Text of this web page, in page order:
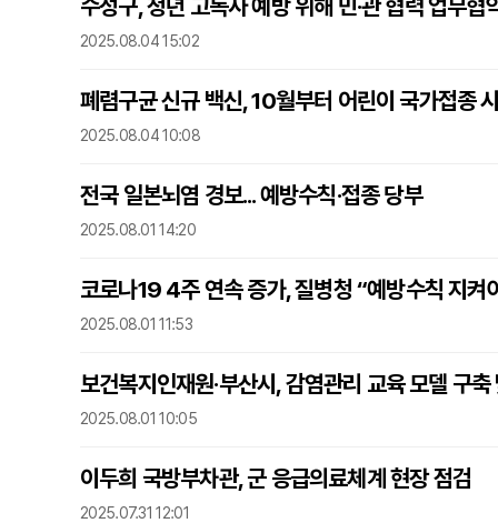
수성구, 청년 고독사 예방 위해 민·관 협력 업무협
2025.08.04 15:02
폐렴구균 신규 백신, 10월부터 어린이 국가접종
2025.08.04 10:08
전국 일본뇌염 경보... 예방수칙·접종 당부
2025.08.01 14:20
코로나19 4주 연속 증가, 질병청 “예방수칙 지켜
2025.08.01 11:53
보건복지인재원·부산시, 감염관리 교육 모델 구축
2025.08.01 10:05
이두희 국방부차관, 군 응급의료체계 현장 점검
2025.07.31 12:01